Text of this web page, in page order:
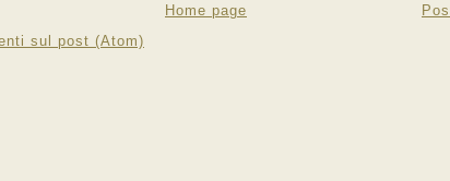
Home page
sul post (Atom)